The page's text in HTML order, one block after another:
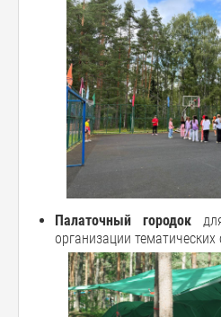
Палаточный городок
организации